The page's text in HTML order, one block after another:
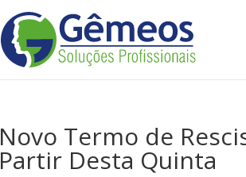
Novo Termo de
Partir Desta Quinta